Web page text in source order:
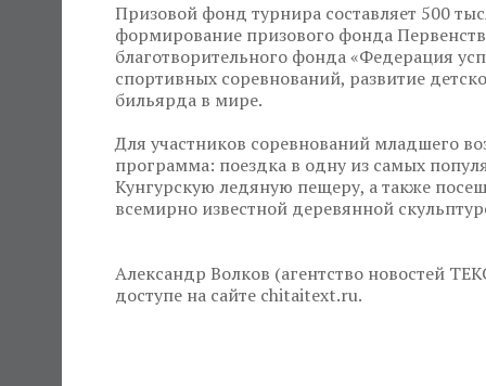
Призовой фонд турнира составляет 500
формирование призового фонда
благотворительного фонда «Федерация
спортивных соревнований, развитие
бильярда в мире.
Для участников соревнований младшего
программа: поездка в одну из самых
Кунгурскую ледяную пещеру, а также
всемирно известной деревянной
Александр Волков (агентство новостей
доступе на сайте chitaitext.ru.